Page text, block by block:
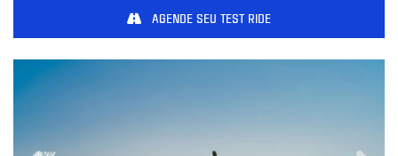
AGENDE SEU TEST RIDE